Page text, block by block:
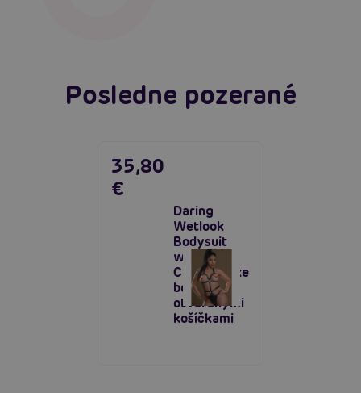
Posledne pozerané
Daring
Wetlook
Bodysuit
with Open
Cup, dámske
body s
otvorenými
košíčkami
35,80
€